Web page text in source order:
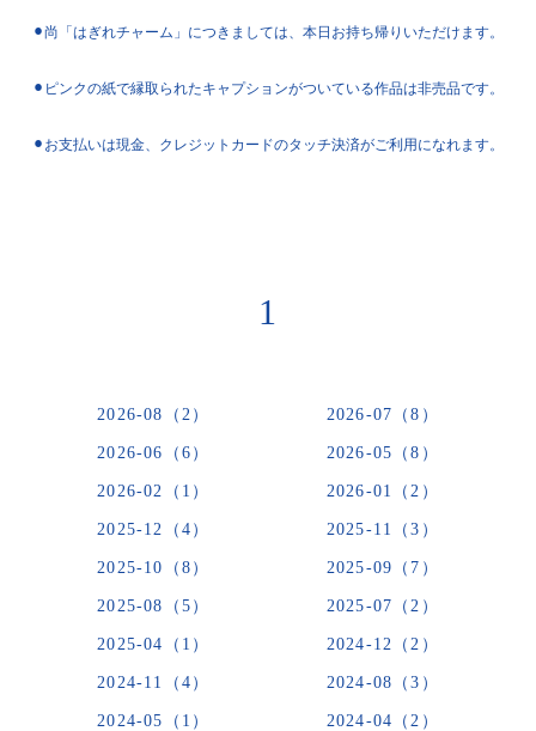
⚫︎尚「はぎれチャーム」につきましては、本日お持ち帰りいただけます。
⚫︎ ピンクの紙で縁取られたキャプションがついている作品は非売品です。
⚫︎ お支払いは現金、クレジットカードのタッチ決済がご利用になれます。
1
2026-08（2） 2026-07（8）
2026-06（6） 2026-05（8）
2026-02（1） 2026-01（2）
2025-12（4） 2025-11（3）
2025-10（8） 2025-09（7）
2025-08（5） 2025-07（2）
2025-04（1） 2024-12（2）
2024-11（4） 2024-08（3）
2024-05（1） 2024-04（2）